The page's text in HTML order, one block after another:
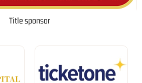
Title sponsor